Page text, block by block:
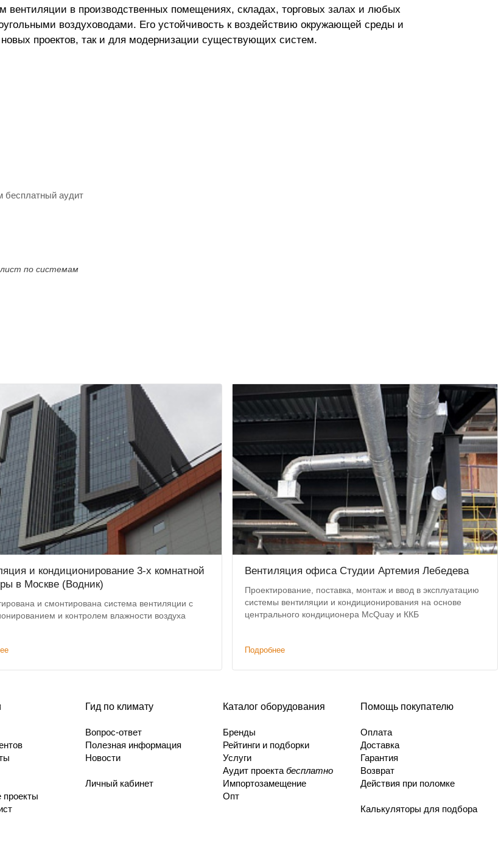
вентиляции в производственных помещениях, складах, торговых залах и любых
воздуховодами. Его устойчивость к воздействию окружающей среды и
проектов, так и для модернизации существующих систем.
бесплатный аудит
по системам
и кондиционирование 3-х комнатной
в Москве (Водник)
и смонтирована система вентиляции с
и контролем влажности воздуха
Вентиляция офиса Студии Артемия Лебедева
Проектирование, поставка, монтаж и ввод в эксплуатацию
системы вентиляции и кондиционирования на основе
центрального кондиционера McQuay и ККБ
Подробнее
Гид по климату
Вопрос-ответ
Полезная информация
Новости
Личный кабинет
Каталог оборудования
Бренды
Рейтинги и подборки
Услуги
Аудит проекта бесплатно
Импортозамещение
Опт
Помощь покупателю
Оплата
Доставка
Гарантия
Возврат
Действия при поломке
Калькуляторы для подбора